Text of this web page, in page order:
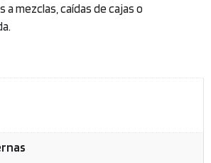
a mezclas, caídas de cajas o